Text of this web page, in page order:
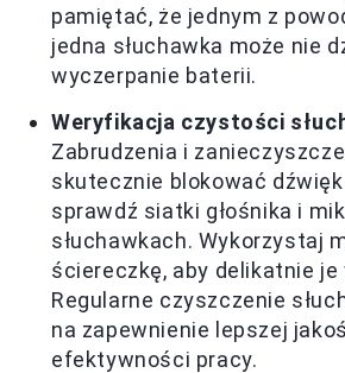
pamiętać, że jednym z
jedna słuchawka może nie
wyczerpanie baterii.
Weryfikacja czystości
Zabrudzenia i
skutecznie blokować
sprawdź siatki głośnika i
słuchawkach. Wykorzystaj
ściereczkę, aby delikatnie
Regularne czyszczenie
na zapewnienie lepszej
efektywności pracy.